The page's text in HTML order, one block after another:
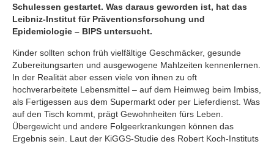
Schulessen gestartet. Was daraus geworden ist, hat das
Leibniz-Institut für Präventionsforschung und
Epidemiologie – BIPS untersucht.
Kinder sollten schon früh vielfältige Geschmäcker, gesunde
Zubereitungsarten und ausgewogene Mahlzeiten kennenlernen.
In der Realität aber essen viele von ihnen zu oft
hochverarbeitete Lebensmittel – auf dem Heimweg beim Imbiss,
als Fertigessen aus dem Supermarkt oder per Lieferdienst. Was
auf den Tisch kommt, prägt Gewohnheiten fürs Leben.
Übergewicht und andere Folgeerkrankungen können das
Ergebnis sein. Laut der KiGGS-Studie des Robert Koch-Instituts